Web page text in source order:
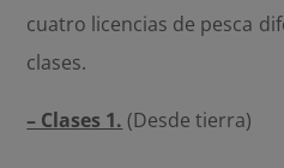
cuatro licencias de pesca
clases.
– Clases 1. (Desde tierra)